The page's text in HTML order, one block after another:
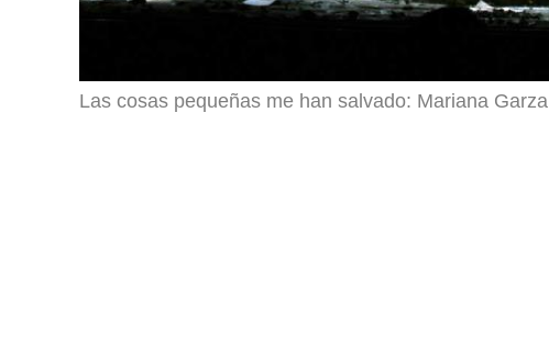
Las cosas pequeñas me han salvado: Mariana Garza